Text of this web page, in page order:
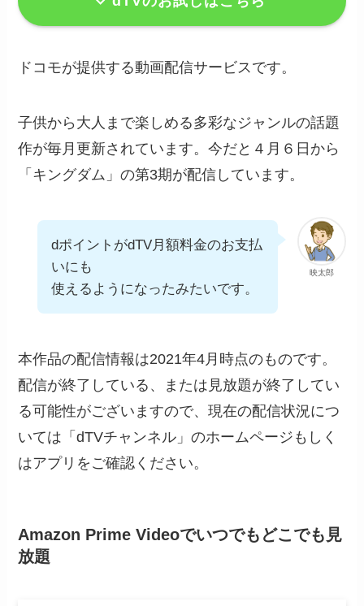
ドコモが提供する動画配信サービスです。
子供から大人まで楽しめる多彩なジャンルの話題
作が毎月更新されています。今だと４月６日から
「キングダム」の第3期が配信しています。
映太郎
dポイントがdTV月額料金のお支払
いにも
使えるようになったみたいです。
本作品の配信情報は2021年4月時点のものです。
配信が終了している、または見放題が終了してい
る可能性がございますので、現在の配信状況につ
いては「dTVチャンネル」のホームページもしく
はアプリをご確認ください。
Amazon Prime Videoでいつでもどこでも見
放題